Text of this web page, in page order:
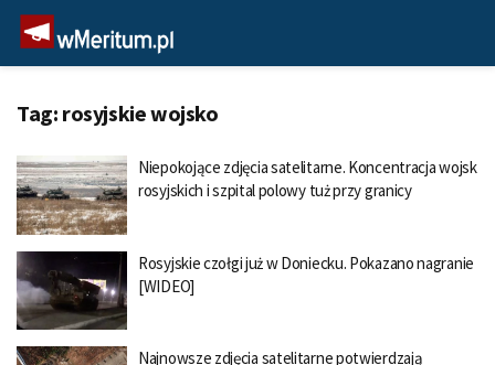
Tag: rosyjskie wojsko
Niepokojące zdjęcia satelitarne. Koncentracja wojsk
rosyjskich i szpital polowy tuż przy granicy
Rosyjskie czołgi już w Doniecku. Pokazano nagranie
[WIDEO]
Najnowsze zdjęcia satelitarne potwierdzają